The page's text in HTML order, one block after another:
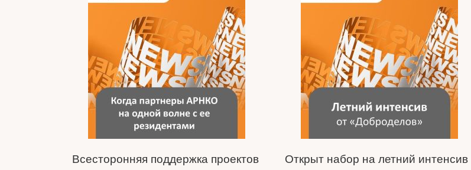
Всесторонняя поддержка проектов
Открыт набор на летний интенсив